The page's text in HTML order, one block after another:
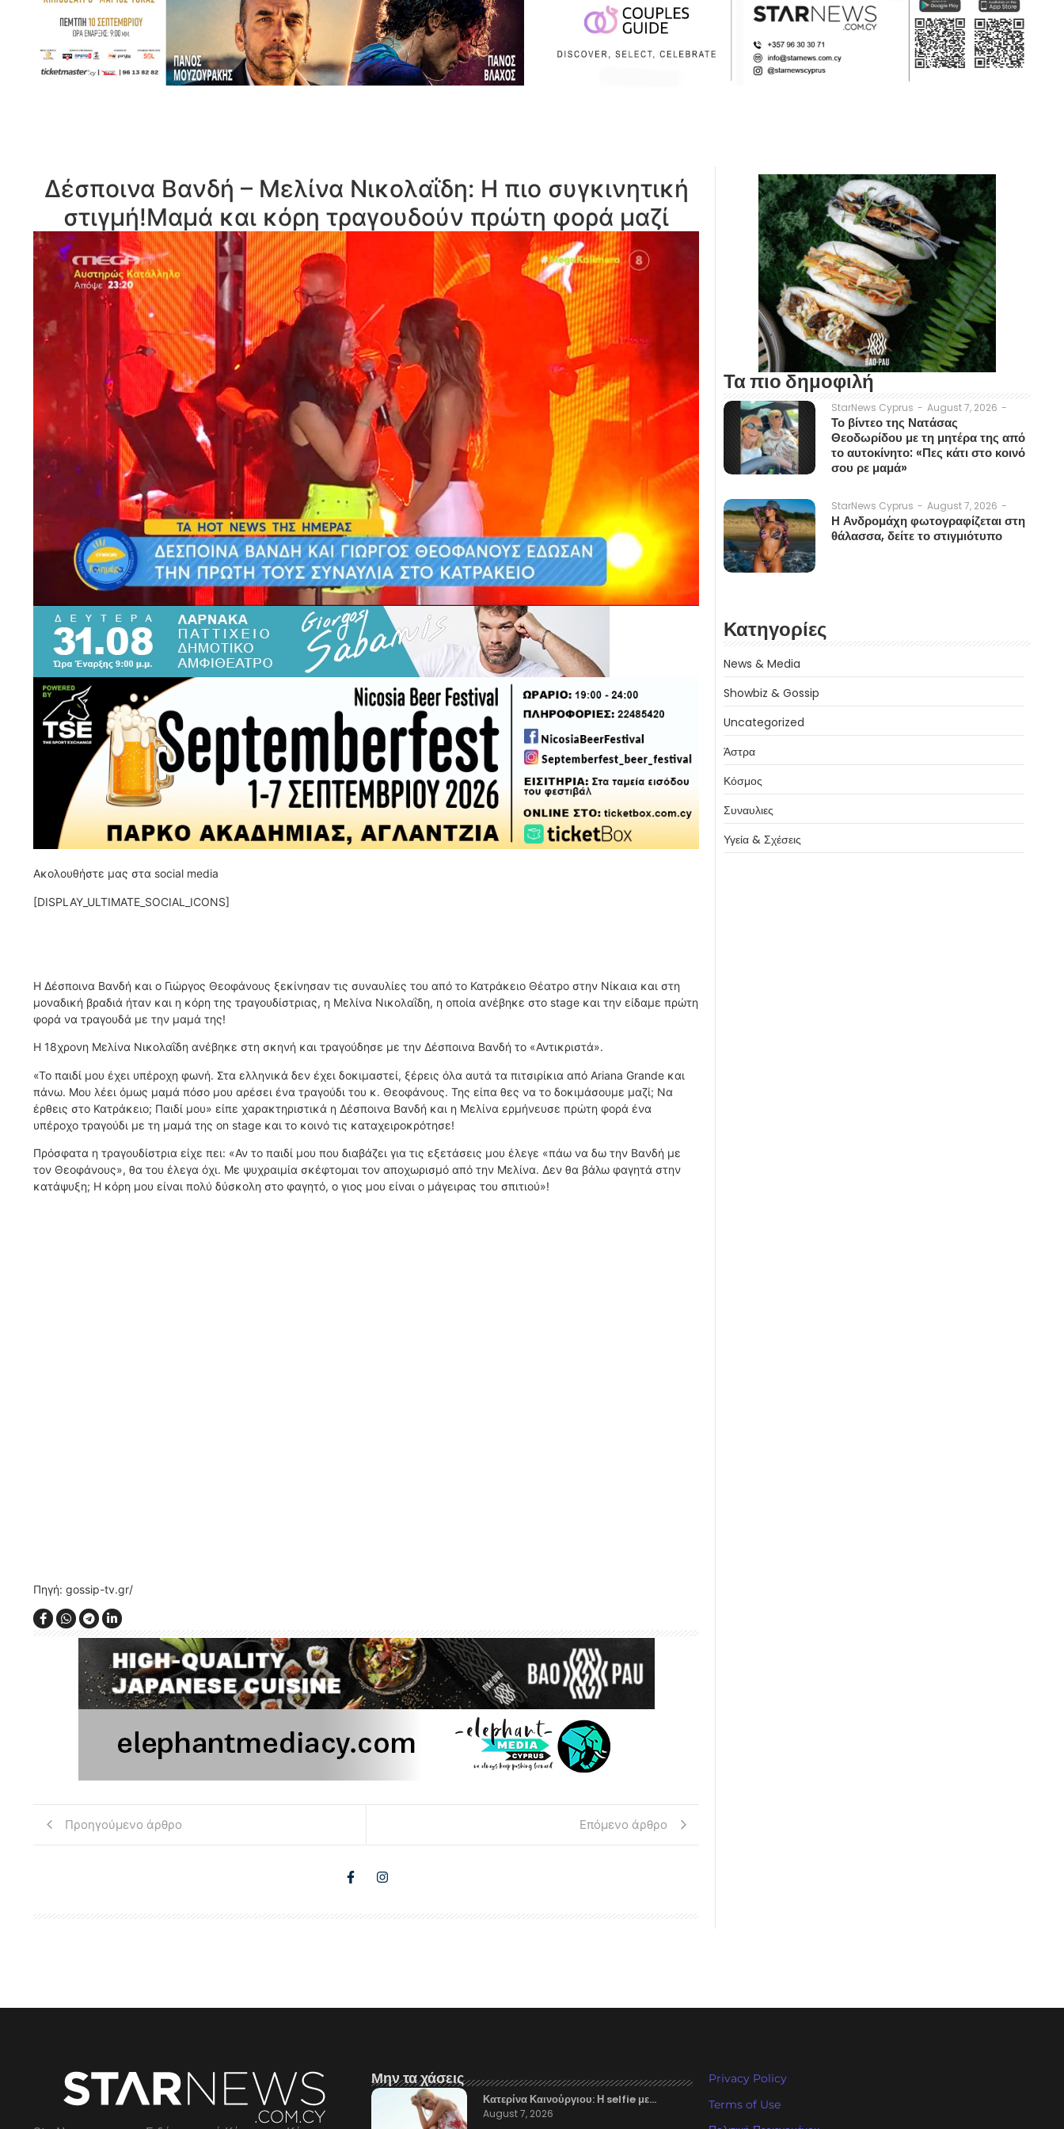
Δέσποινα Βανδή – Μελίνα Νικολαΐδη: Η πιο συγκινητική
στιγμή!Μαμά και κόρη τραγουδούν πρώτη φορά μαζί
Ακολουθήστε μας στα social media
[DISPLAY_ULTIMATE_SOCIAL_ICONS]
H Δέσποινα Βανδή και ο Γιώργος Θεοφάνους ξεκίνησαν τις συναυλίες του από το Κατράκειο Θέατρο στην Νίκαια και στη
μοναδική βραδιά ήταν και η κόρη της τραγουδίστριας, η Μελίνα Νικολαΐδη, η οποία ανέβηκε στο stage και την είδαμε πρώτη
φορά να τραγουδά με την μαμά της!
Η 18χρονη Μελίνα Νικολαΐδη ανέβηκε στη σκηνή και τραγούδησε με την Δέσποινα Βανδή το «Αντικριστά».
«Το παιδί μου έχει υπέροχη φωνή. Στα ελληνικά δεν έχει δοκιμαστεί, ξέρεις όλα αυτά τα πιτσιρίκια από Ariana Grande και
πάνω. Μου λέει όμως μαμά πόσο μου αρέσει ένα τραγούδι του κ. Θεοφάνους. Της είπα θες να το δοκιμάσουμε μαζί; Να
έρθεις στο Κατράκειο; Παιδί μου» είπε χαρακτηριστικά η Δέσποινα Βανδή και η Μελίνα ερμήνευσε πρώτη φορά ένα
υπέροχο τραγούδι με τη μαμά της on stage και το κοινό τις καταχειροκρότησε!
Πρόσφατα η τραγουδίστρια είχε πει: «Αν το παιδί μου που διαβάζει για τις εξετάσεις μου έλεγε «πάω να δω την Βανδή με
τον Θεοφάνους», θα του έλεγα όχι. Με ψυχραιμία σκέφτομαι τον αποχωρισμό από την Μελίνα. Δεν θα βάλω φαγητά στην
κατάψυξη; Η κόρη μου είναι πολύ δύσκολη στο φαγητό, ο γιος μου είναι ο μάγειρας του σπιτιού»!
Πηγή: gossip-tv.gr/
Προηγούμενο άρθρο Επόμενο άρθρο
Τα πιο δημοφιλή
StarNews Cyprus - August 7, 2026 -
Το βίντεο της Νατάσας
Θεοδωρίδου με τη μητέρα της από
το αυτοκίνητο: «Πες κάτι στο κοινό
σου ρε μαμά»
StarNews Cyprus - August 7, 2026 -
Η Ανδρομάχη φωτογραφίζεται στη
θάλασσα, δείτε το στιγμιότυπο
Κατηγορίες
News & Media
Showbiz & Gossip
Uncategorized
Άστρα
Κόσμος
Συναυλιες
Υγεία & Σχέσεις
Μην τα χάσεις
Κατερίνα Καινούργιου: Η selfie με…
August 7, 2026
Privacy Policy
Terms of Use